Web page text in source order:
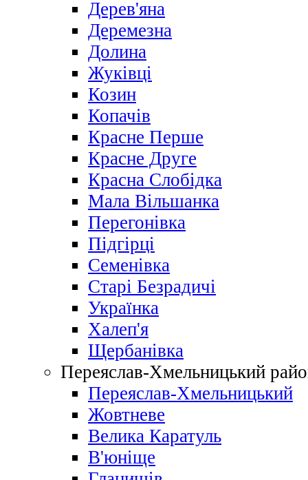
Дерев'яна
Деремезна
Долина
Жуківці
Козин
Копачів
Красне Перше
Красне Друге
Красна Слобідка
Мала Вільшанка
Перегонівка
Підгірці
Семенівка
Старі Безрадичі
Українка
Халеп'я
Щербанівка
Переяслав-Хмельницький
Переяслав-Хмельницький
Жовтневе
Велика Каратуль
В'юніще